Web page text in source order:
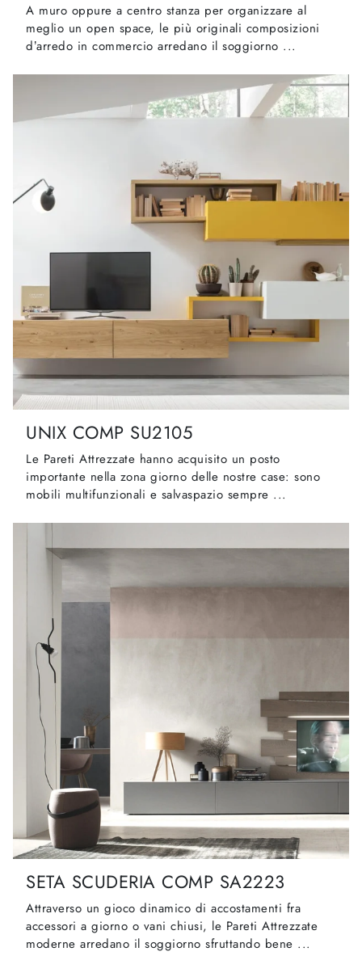
A muro oppure a centro stanza per organizzare al
meglio un open space, le più originali composizioni
d’arredo in commercio arredano il soggiorno ...
UNIX COMP SU2105
Le Pareti Attrezzate hanno acquisito un posto
importante nella zona giorno delle nostre case: sono
mobili multifunzionali e salvaspazio sempre ...
SETA SCUDERIA COMP SA2223
Attraverso un gioco dinamico di accostamenti fra
accessori a giorno o vani chiusi, le Pareti Attrezzate
moderne arredano il soggiorno sfruttando bene ...